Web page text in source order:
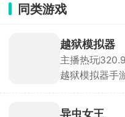
同类游戏
越狱模拟器
主播热玩
越狱模拟器手
一场大逃亡。
异虫女王